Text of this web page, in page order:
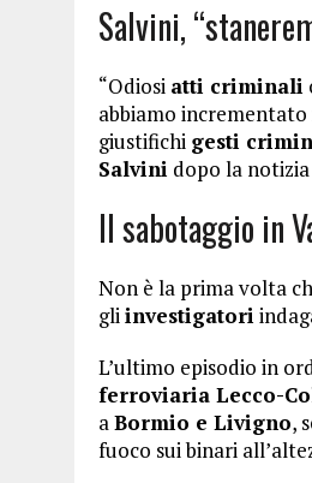
Salvini,
“Odiosi atti criminali
abbiamo incrementato
giustifichi gesti
Salvini dopo la
Il sabotaggio in
Non è la prima volta
gliinvestigatori
L’ultimo episodio in
ferroviaria Lecco-
aBormio e Livigno,
fuoco sui binari